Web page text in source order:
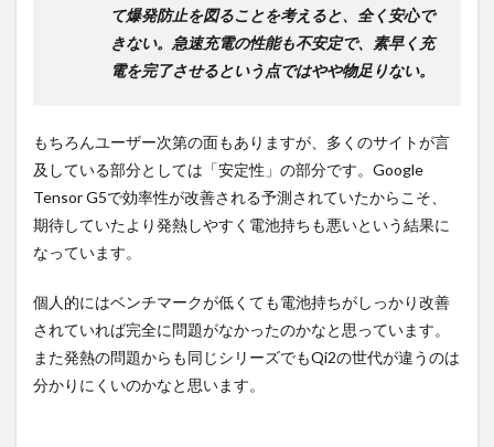
て爆発防止を図ることを考えると、全く安心で
きない。急速充電の性能も不安定で、素早く充
電を完了させるという点ではやや物足りない。
もちろんユーザー次第の面もありますが、多くのサイトが言
及している部分としては「安定性」の部分です。Google
Tensor G5で効率性が改善される予測されていたからこそ、
期待していたより発熱しやすく電池持ちも悪いという結果に
なっています。
個人的にはベンチマークが低くても電池持ちがしっかり改善
されていれば完全に問題がなかったのかなと思っています。
また発熱の問題からも同じシリーズでもQi2の世代が違うのは
分かりにくいのかなと思います。